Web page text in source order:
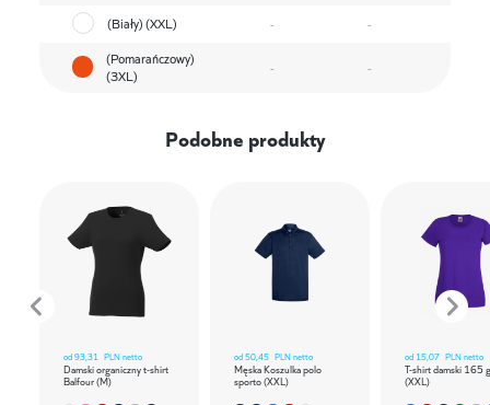
(Biały) (XXL)
-
-
(Pomarańczowy)
(3XL)
- -
Podobne produkty
od93,31 PLN netto
Damski organiczny t-shirt
Balfour (M)
od50,45 PLN netto
Męska Koszulka polo
sporto (XXL)
od 15,07 PLN netto
T-shirt damski 165
(XXL)